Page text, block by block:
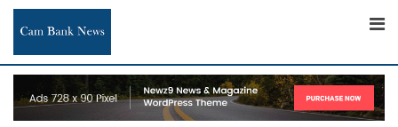
Skip
content